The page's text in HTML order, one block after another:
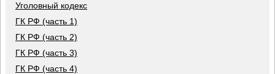
Уголовный кодекс
ГК РФ (часть 1)
ГК РФ (часть 2)
ГК РФ (часть 3)
ГК РФ (часть 4)